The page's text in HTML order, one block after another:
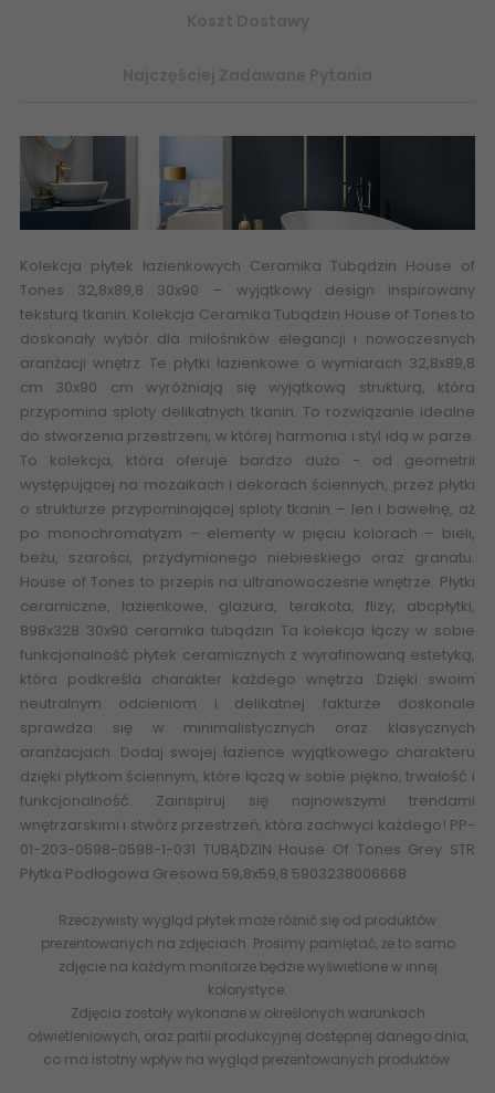
Kolekcja płytek łazienkowych Ceramika Tubądzin House of
Tones 32,8x89,8 30x90 – wyjątkowy design inspirowany
teksturą tkanin. Kolekcja Ceramika Tubądzin House of Tones to
doskonały wybór dla miłośników elegancji i nowoczesnych
aranżacji wnętrz. Te płytki łazienkowe o wymiarach 32,8x89,8
cm 30x90 cm wyróżniają się wyjątkową strukturą, która
przypomina sploty delikatnych tkanin. To rozwiązanie idealne
do stworzenia przestrzeni, w której harmonia i styl idą w parze.
To kolekcja, która oferuje bardzo dużo - od geometrii
występującej na mozaikach i dekorach ściennych, przez płytki
o strukturze przypominającej sploty tkanin – len i bawełnę, aż
po monochromatyzm – elementy w pięciu kolorach – bieli,
beżu, szarości, przydymionego niebieskiego oraz granatu.
House of Tones to przepis na ultranowoczesne wnętrze. Płytki
ceramiczne,łazienkowe, glazura, terakota, flizy, abcpłytki,
898x328 30x90 ceramika tubądzin Ta kolekcja łączy w sobie
funkcjonalność płytek ceramicznych z wyrafinowaną estetyką,
która podkreśla charakter każdego wnętrza. Dzięki swoim
neutralnym odcieniom i delikatnej fakturze doskonale
sprawdza się w minimalistycznych oraz klasycznych
aranżacjach. Dodaj swojej łazience wyjątkowego charakteru
dzięki płytkom ściennym, które łączą w sobie piękno, trwałość i
funkcjonalność. Zainspiruj się najnowszymi trendami
wnętrzarskimi i stwórz przestrzeń, która zachwyci każdego! PP-
01-203-0598-0598-1-031 TUBĄDZIN House Of Tones Grey STR
Płytka Podłogowa Gresowa 59,8x59,8 5903238006668
Rzeczywisty wygląd płytek może różnić się od produktów
prezentowanych na zdjęciach. Prosimy pamiętać, że to samo
zdjęcie na każdym monitorze będzie wyświetlone w innej
kolorystyce.
Zdjęcia zostały wykonane w określonych warunkach
oświetleniowych, oraz partii produkcyjnej dostępnej danego dnia,
co ma istotny wpływ na wygląd prezentowanych produktów.